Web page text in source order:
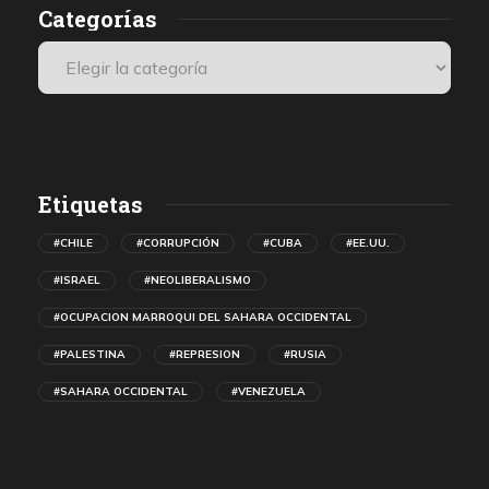
Categorías
Etiquetas
#CHILE #CORRUPCIÓN #CUBA #EE.UU.
#ISRAEL #NEOLIBERALISMO
#OCUPACION MARROQUI DEL SAHARA OCCIDENTAL
#PALESTINA #REPRESION #RUSIA
#SAHARA OCCIDENTAL #VENEZUELA